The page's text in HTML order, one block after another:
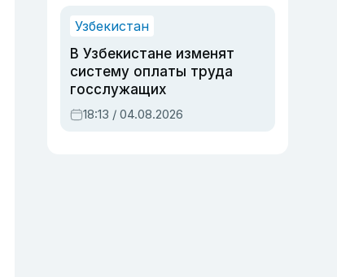
Узбекистан
В Узбекистане изменят
систему оплаты труда
госслужащих
18:13 / 04.08.2026